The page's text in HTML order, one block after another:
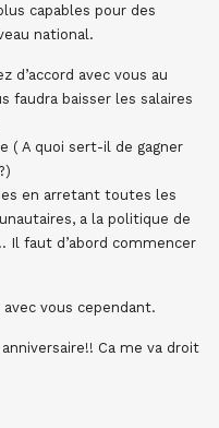
capables pour des
national.
d’accord avec vous au
faudra baisser les salaires
( A quoi sert-il de gagner
en arretant toutes les
a la politique de
Il faut d’abord commencer
vous cependant.
Ca me va droit